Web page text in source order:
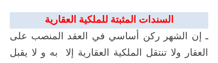
السندات المثبتة للملكية العقارية
ـ إن الشهر ركن أساسي في العقد المنصب على
العقار ولا تنتقل الملكية العقارية إلا
به و لا يقبل